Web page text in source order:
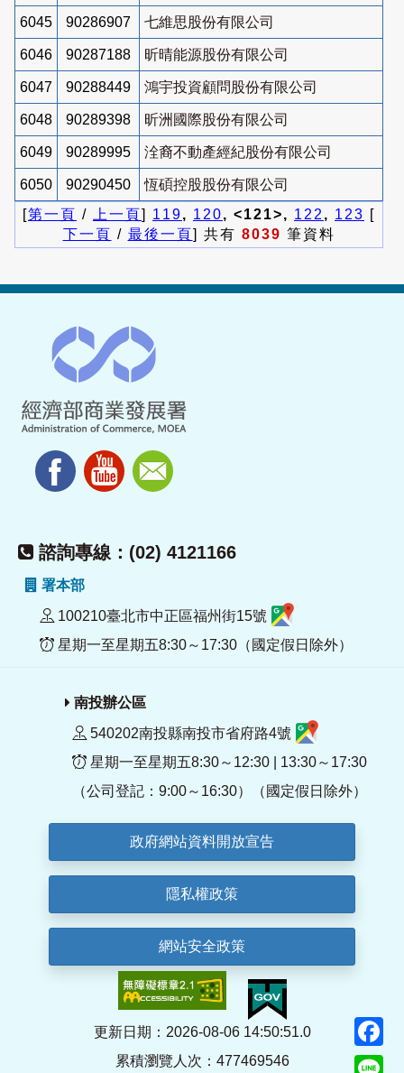
6045 90286907 七維思股份有限公司
6046 90287188 昕晴能源股份有限公司
6047 90288449 鴻宇投資顧問股份有限公司
6048 90289398 昕洲國際股份有限公司
6049 90289995 洤裔不動產經紀股份有限公司
6050 90290450
恆碩控股股份有限公司
[第一頁 / 上一頁] 119, 120, <121>, 122 , 123 [
下一頁 / 最後一頁] 共有 8039 筆資料
諮詢專線：(02) 4121166
署本部
100210臺北市中正區福州街15號
星期一至星期五8:30～17:30（國定假日除外）
南投辦公區
540202南投縣南投市省府路4號
星期一至星期五8:30～12:30 | 13:30～17:30
（公司登記：9:00～16:30）（國定假日除外）
政府網站資料開放宣告
隱私權政策
網站安全政策
更新日期：2026-08-06 14:50:51.0
累積瀏覽人次：477469546